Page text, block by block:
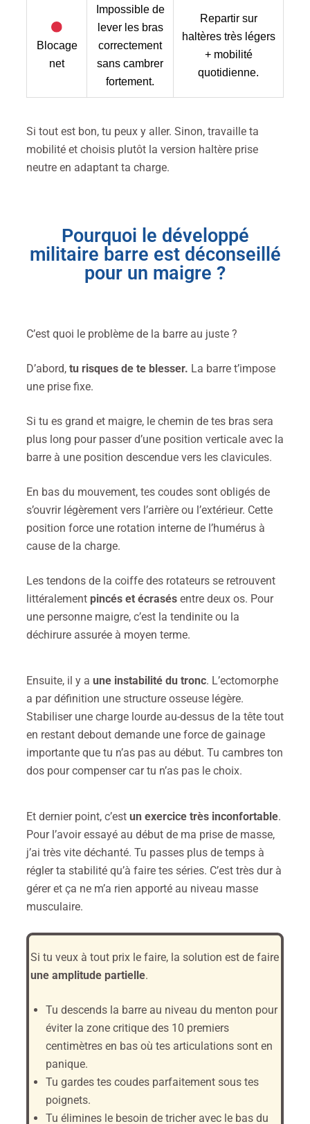
Blocage
net
Impossible de
lever les bras
correctement
sans cambrer
fortement.
Repartir sur
haltères très légers
+ mobilité
quotidienne.
Si tout est bon, tu peux y aller. Sinon, travaille ta
mobilité et choisis plutôt la version haltère prise
neutre en adaptant ta charge.
Pourquoi le développé
militaire barre est déconseillé
pour un maigre ?
C’est quoi le problème de la barre au juste ?
D’abord, tu risques de te blesser. La barre t’impose
une prise fixe.
Si tu es grand et maigre, le chemin de tes bras sera
plus long pour passer d’une position verticale avec la
barre à une position descendue vers les clavicules.
En bas du mouvement, tes coudes sont obligés de
s’ouvrir légèrement vers l’arrière ou l’extérieur. Cette
position force une rotation interne de l’humérus à
cause de la charge.
Les tendons de la coiffe des rotateurs se retrouvent
littéralement pincés et écrasés entre deux os. Pour
une personne maigre, c’est la tendinite ou la
déchirure assurée à moyen terme.
Ensuite, il y a une instabilité du tronc. L’ectomorphe
a par définition une structure osseuse légère.
Stabiliser une charge lourde au-dessus de la tête tout
en restant debout demande une force de gainage
importante que tu n’as pas au début. Tu cambres ton
dos pour compenser car tu n’as pas le choix.
Et dernier point, c’est un exercice très inconfortable.
Pour l’avoir essayé au début de ma prise de masse,
j’ai très vite déchanté. Tu passes plus de temps à
régler ta stabilité qu’à faire tes séries. C’est très dur à
gérer et ça ne m’a rien apporté au niveau masse
musculaire.
Si tu veux à tout prix le faire, la solution est de faire
une amplitude partielle.
Tu descends la barre au niveau du menton pour
éviter la zone critique des 10 premiers
centimètres en bas où tes articulations sont en
panique.
Tu gardes tes coudes parfaitement sous tes
poignets.
Tu élimines le besoin de tricher avec le bas du